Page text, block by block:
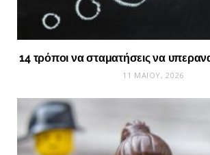
14 τρόποι να σταματήσεις να
11 ΜΑΪ́ΟΥ, 2026